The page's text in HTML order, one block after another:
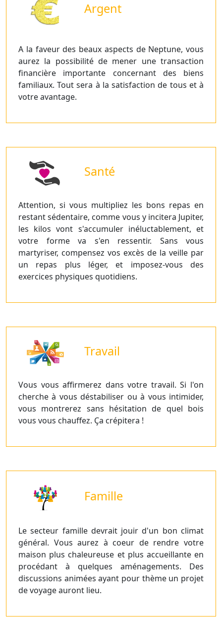
Argent
A la faveur des beaux aspects de Neptune, vous
aurez la possibilité de mener une transaction
financière importante concernant des biens
familiaux. Tout sera à la satisfaction de tous et à
votre avantage.
Santé
Attention, si vous multipliez les bons repas en
restant sédentaire, comme vous y incitera Jupiter,
les kilos vont s'accumuler inéluctablement, et
votre forme va s'en ressentir. Sans vous
martyriser, compensez vos excès de la veille par
un repas plus léger, et imposez-vous des
exercices physiques quotidiens.
Travail
Vous vous affirmerez dans votre travail. Si l'on
cherche à vous déstabiliser ou à vous intimider,
vous montrerez sans hésitation de quel bois
vous vous chauffez. Ça crépitera !
Famille
Le secteur famille devrait jouir d'un bon climat
général. Vous aurez à coeur de rendre votre
maison plus chaleureuse et plus accueillante en
procédant à quelques aménagements. Des
discussions animées ayant pour thème un projet
de voyage auront lieu.